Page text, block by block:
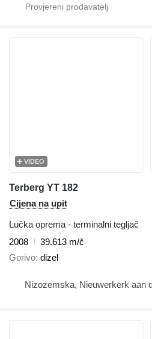
VIDEO
Terberg YT 182
Cijena na upit
Lučka oprema - terminalni tegljač
2008
39.613 m/č
Gorivo dizel
Nizozemska, Nieuwerkerk aan